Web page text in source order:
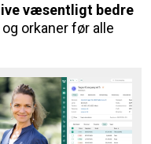
væsentligt bedre
orkaner før alle